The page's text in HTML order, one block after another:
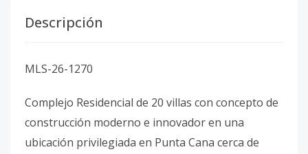
Descripción
MLS-26-1270
Complejo Residencial de 20 villas con concepto de
construcción moderno e innovador en una
ubicación privilegiada en Punta Cana cerca de